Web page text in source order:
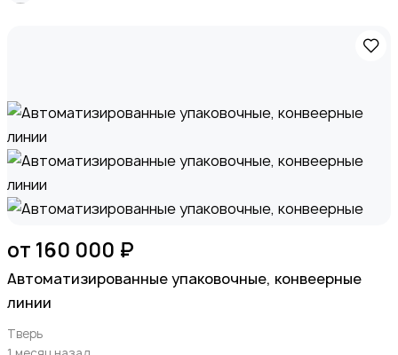
от 160 000 ₽
Автоматизированные упаковочные, конвеерные
линии
Тверь